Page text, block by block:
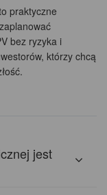
praktyczne
bez ryzyka i
którzy chcą
jest